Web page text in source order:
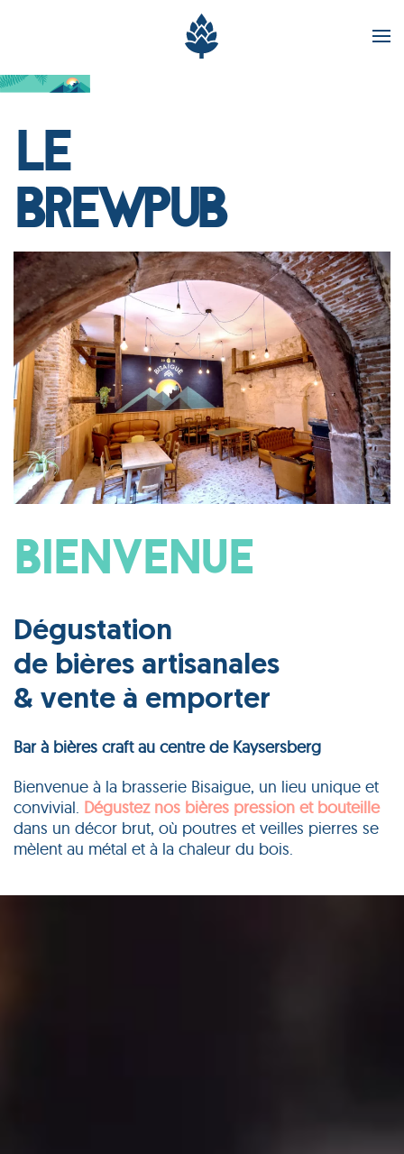
Passer au contenu principal
LE
BREWPUB
BIENVENUE
Dégustation
de bières artisanales
& vente à emporter
Bar à bières craft au centre de Kaysersberg
Bienvenue à la brasserie Bisaigue, un lieu unique et
convivial. Dégustez nos bières pression et bouteille
dans un décor brut, où poutres et veilles pierres se
mèlent au métal et à la chaleur du bois.